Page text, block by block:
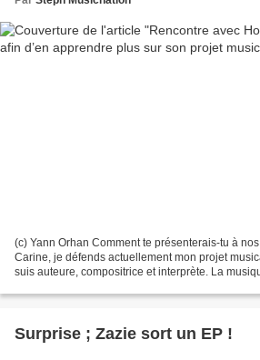
(c) Yann Orhan Comment te présenterais-tu à
Carine, je défends actuellement mon projet
suis auteure, compositrice et interprète. La
Surprise ; Zazie sort un EP !